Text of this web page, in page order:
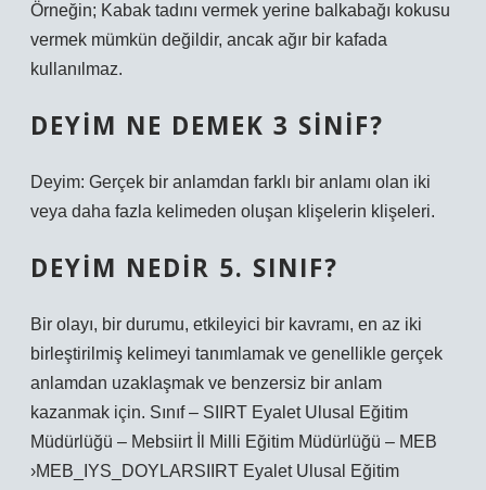
Örneğin; Kabak tadını vermek yerine balkabağı kokusu
vermek mümkün değildir, ancak ağır bir kafada
kullanılmaz.
DEYIM NE DEMEK 3 SINIF?
Deyim: Gerçek bir anlamdan farklı bir anlamı olan iki
veya daha fazla kelimeden oluşan klişelerin klişeleri.
DEYIM NEDIR 5. SINIF?
Bir olayı, bir durumu, etkileyici bir kavramı, en az iki
birleştirilmiş kelimeyi tanımlamak ve genellikle gerçek
anlamdan uzaklaşmak ve benzersiz bir anlam
kazanmak için. Sınıf – SIIRT Eyalet Ulusal Eğitim
Müdürlüğü – Mebsiirt İl Milli Eğitim Müdürlüğü – MEB
›MEB_IYS_DOYLARSIIRT Eyalet Ulusal Eğitim